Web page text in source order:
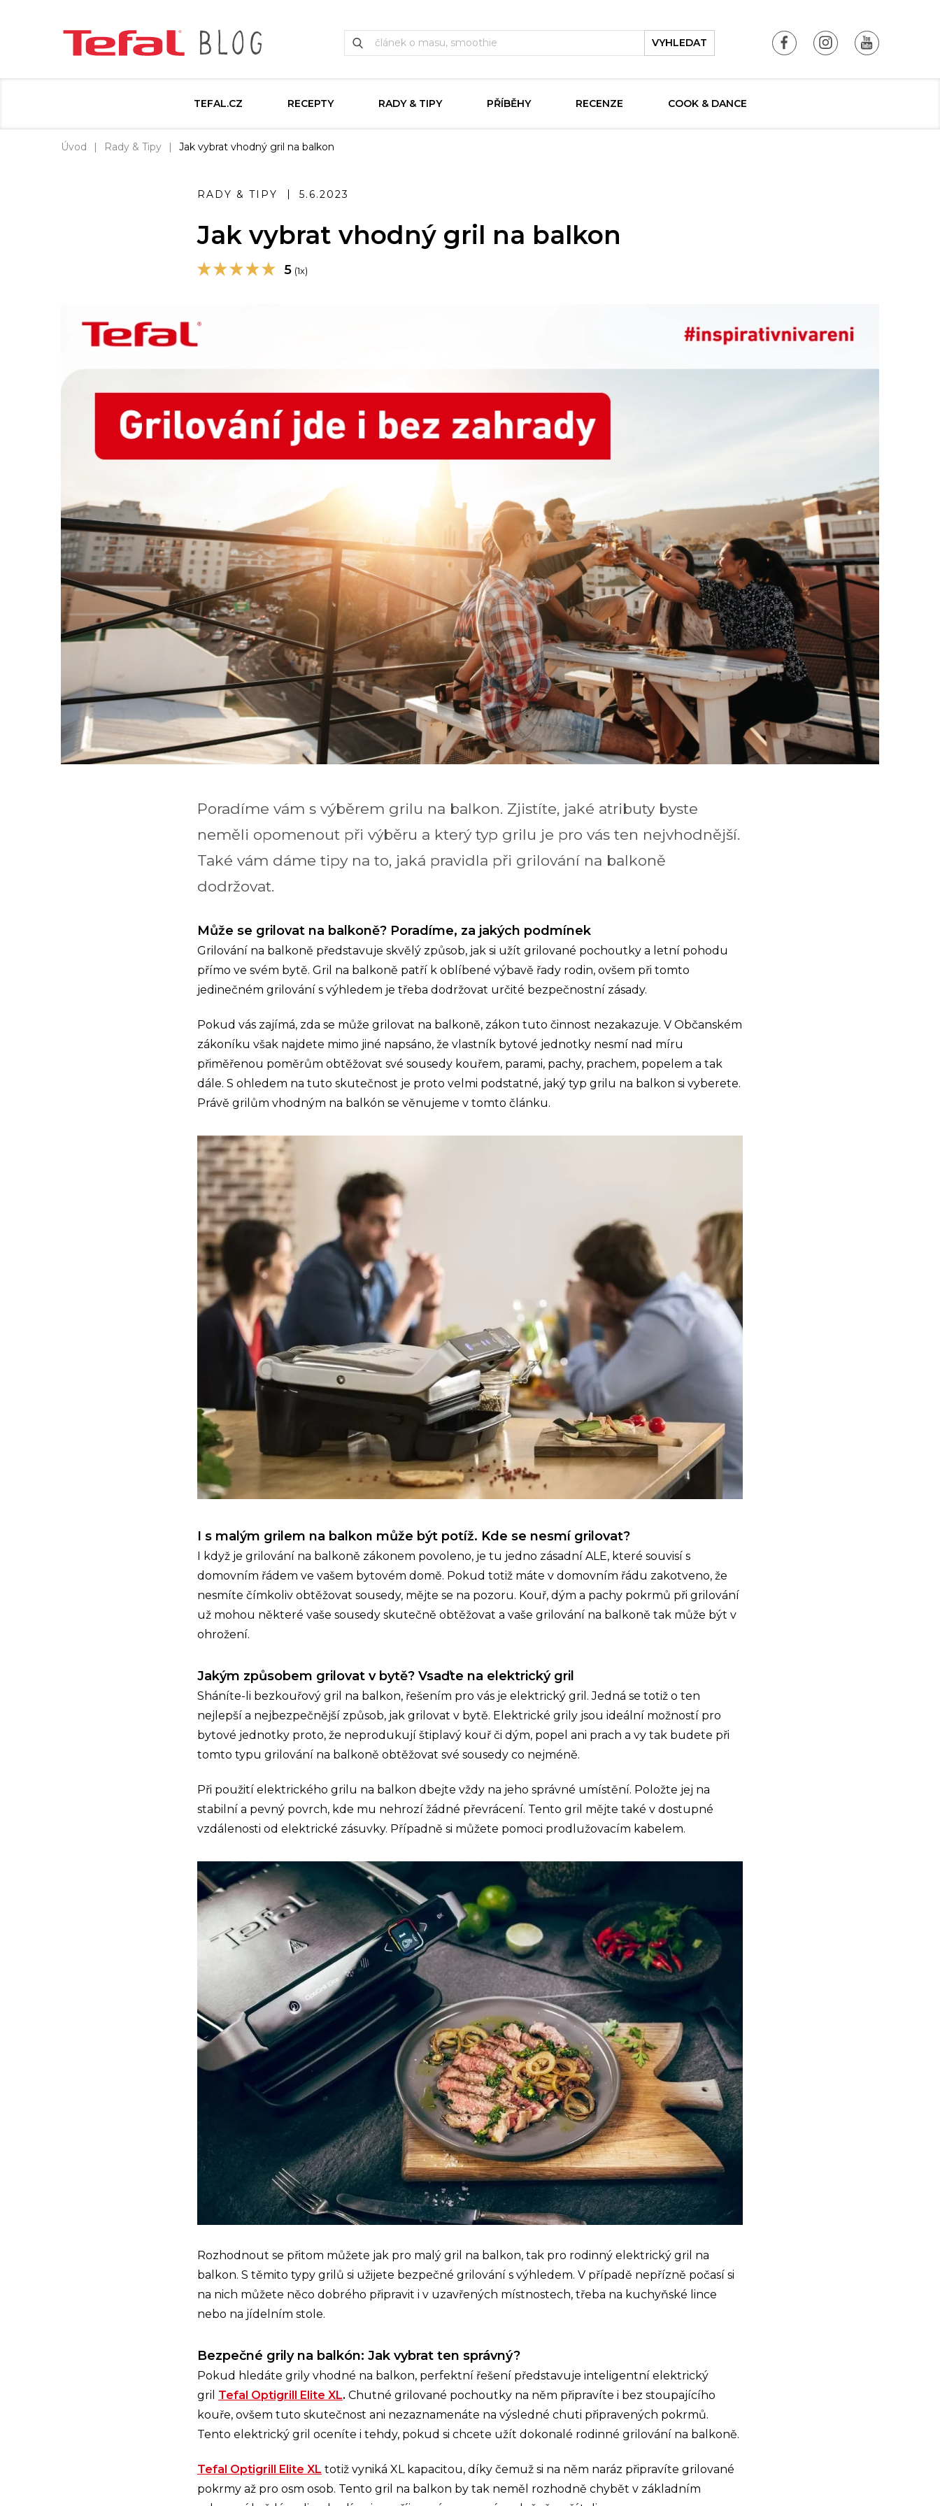
VYHLEDAT
TEFAL.CZ RECEPTY RADY & TIPY PŘÍBĚHY RECENZE COOK & DANCE
Úvod Rady & Tipy Jak vybrat vhodný gril na balkon
RADY & TIPY 5.6.2023
Jak vybrat vhodný gril na balkon
5 (1x)
Poradíme vám s výběrem grilu na balkon. Zjistíte, jaké atributy byste
neměli opomenout při výběru a který typ grilu je pro vás ten nejvhodnější.
Také vám dáme tipy na to, jaká pravidla při grilování na balkoně
dodržovat.
Může se grilovat na balkoně? Poradíme, za jakých podmínek
Grilování na balkoně představuje skvělý způsob, jak si užít grilované pochoutky a letní pohodu
přímo ve svém bytě. Gril na balkoně patří k oblíbené výbavě řady rodin, ovšem při tomto
jedinečném grilování s výhledem je třeba dodržovat určité bezpečnostní zásady.
Pokud vás zajímá, zda se může grilovat na balkoně, zákon tuto činnost nezakazuje. V Občanském
zákoníku však najdete mimo jiné napsáno, že vlastník bytové jednotky nesmí nad míru
přiměřenou poměrům obtěžovat své sousedy kouřem, parami, pachy, prachem, popelem a tak
dále. S ohledem na tuto skutečnost je proto velmi podstatné, jaký typ grilu na balkon si vyberete.
Právě grilům vhodným na balkón se věnujeme v tomto článku.
I s malým grilem na balkon může být potíž. Kde se nesmí grilovat?
I když je grilování na balkoně zákonem povoleno, je tu jedno zásadní ALE, které souvisí s
domovním řádem ve vašem bytovém domě. Pokud totiž máte v domovním řádu zakotveno, že
nesmíte čímkoliv obtěžovat sousedy, mějte se na pozoru. Kouř, dým a pachy pokrmů při grilování
už mohou některé vaše sousedy skutečně obtěžovat a vaše grilování na balkoně tak může být v
ohrožení.
Jakým způsobem grilovat v bytě? Vsaďte na elektrický gril
Sháníte-li bezkouřový gril na balkon, řešením pro vás je elektrický gril. Jedná se totiž o ten
nejlepší a nejbezpečnější způsob, jak grilovat v bytě. Elektrické grily jsou ideální možností pro
bytové jednotky proto, že neprodukují štiplavý kouř či dým, popel ani prach a vy tak budete při
tomto typu grilování na balkoně obtěžovat své sousedy co nejméně.
Při použití elektrického grilu na balkon dbejte vždy na jeho správné umístění. Položte jej na
stabilní a pevný povrch, kde mu nehrozí žádné převrácení. Tento gril mějte také v dostupné
vzdálenosti od elektrické zásuvky. Případně si můžete pomoci prodlužovacím kabelem.
Rozhodnout se přitom můžete jak pro malý gril na balkon, tak pro rodinný elektrický gril na
balkon. S těmito typy grilů si užijete bezpečné grilování s výhledem. V případě nepřízně počasí si
na nich můžete něco dobrého připravit i v uzavřených místnostech, třeba na kuchyňské lince
nebo na jídelním stole.
Bezpečné grily na balkón: Jak vybrat ten správný?
Pokud hledáte grily vhodné na balkon, perfektní řešení představuje inteligentní elektrický
gril Tefal Optigrill Elite XL. Chutné grilované pochoutky na něm připravíte i bez stoupajícího
kouře, ovšem tuto skutečnost ani nezaznamenáte na výsledné chuti připravených pokrmů.
Tento elektrický gril oceníte i tehdy, pokud si chcete užít dokonalé rodinné grilování na balkoně.
Tefal Optigrill Elite XL totiž vyniká XL kapacitou, díky čemuž si na něm naráz připravíte grilované
pokrmy až pro osm osob. Tento gril na balkon by tak neměl rozhodně chybět v základním